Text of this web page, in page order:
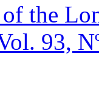
the
93,